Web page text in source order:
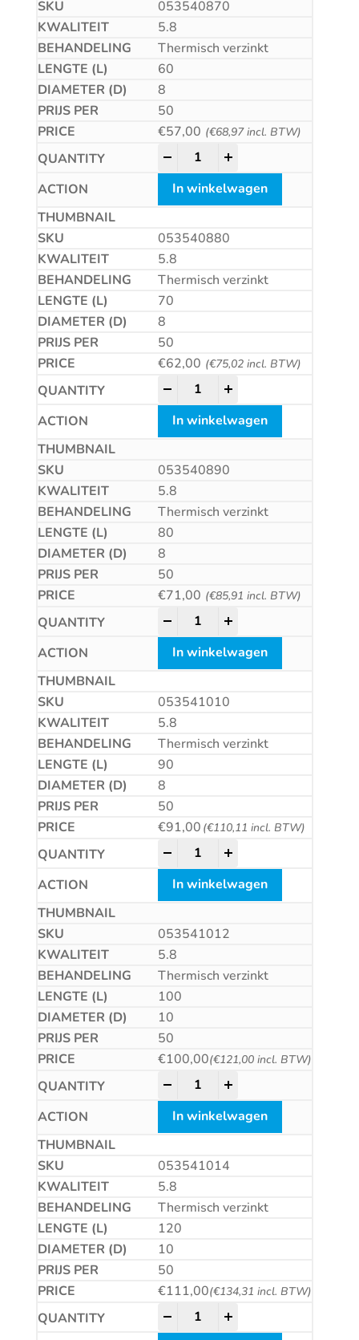
053540870
5.8
Thermisch verzinkt
60
8
50
€57,00 (€68,97incl. BTW)
Betonschroef CS quantity
In winkelwagen
053540880
5.8
Thermisch verzinkt
70
8
50
€62,00 (€75,02incl. BTW)
Betonschroef CS quantity
In winkelwagen
053540890
5.8
Thermisch verzinkt
80
8
50
€71,00 (€85,91 incl. BTW)
Betonschroef CS quantity
In winkelwagen
053541010
5.8
Thermisch verzinkt
90
8
50
€91,00 (€110,11 incl. BTW)
Betonschroef CS quantity
In winkelwagen
053541012
5.8
Thermisch verzinkt
100
10
50
€100,00(€121,00incl. BTW)
Betonschroef CS quantity
In winkelwagen
053541014
5.8
Thermisch verzinkt
120
10
50
€111,00(€134,31 incl. BTW)
Betonschroef CS quantity